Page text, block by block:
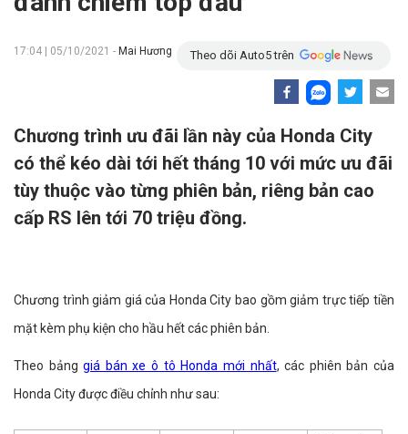
17:04 | 05/10/2021 - Mai Hương Theo dõi Auto5 trên
Chương trình ưu đãi lần này của Honda City
có thể kéo dài tới hết tháng 10 với mức ưu đãi
tùy thuộc vào từng phiên bản, riêng bản cao
cấp RS lên tới 70 triệu đồng.
Chương trình giảm giá của Honda City bao gồm giảm trực tiếp tiền
mặt kèm phụ kiện cho hầu hết các phiên bản.
Theo bảnggiá bán xe ô tô Honda mới nhất, các phiên bản của
Honda City được điều chỉnh như sau: